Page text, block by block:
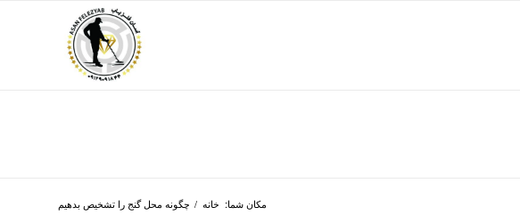
مکان شما: خانه / چگونه محل گنج را تشخیص بدهیم